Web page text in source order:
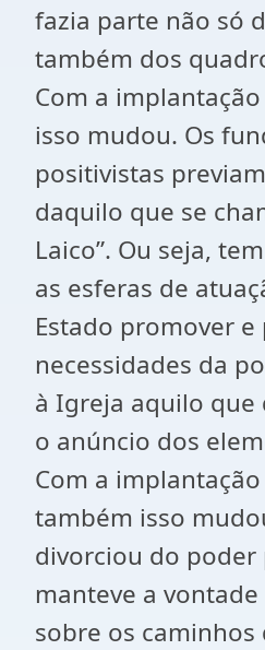
fazia parte não só
também dos
Com a
isso mudou. Os
positivistas
daquilo que se
Laico”. Ou seja,
as esferas de
Estado promover e
necessidades da
à Igreja aquilo que
o anúncio dos
Com a
também isso
divorciou do poder
manteve a
sobre os caminhos